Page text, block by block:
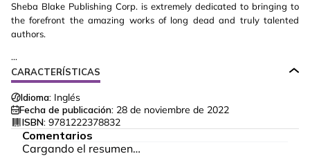
Sheba Blake Publishing Corp. is extremely dedicated to bringing to
the forefront the amazing works of long dead and truly talented
authors.
...
CARACTERÍSTICAS
Idioma: Inglés
Fecha de publicación: 28 de noviembre de 2022
ISBN: 9781222378832
Comentarios
Cargando el resumen…